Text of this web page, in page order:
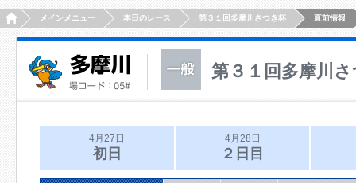
HOMEメインメニュー 本日のレース 第３１回多摩川さつき杯 直前情報
第３１回多摩川
4月27日
初日
4月28日
２日目